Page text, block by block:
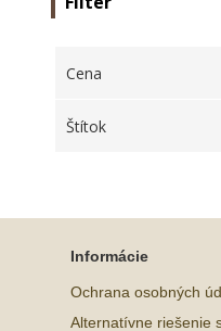
Cena
Štítok
Informácie
Ochrana osobných
Alternatívne riešenie